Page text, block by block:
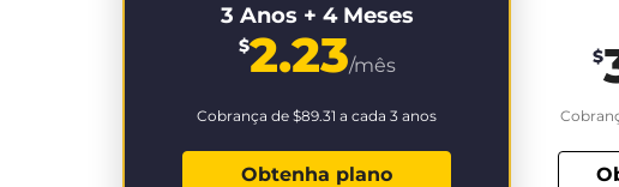
3 Anos + 4 Meses
$2.23/mês
Cobrança de $89.31 a cada 3 anos
Obtenha plano
$